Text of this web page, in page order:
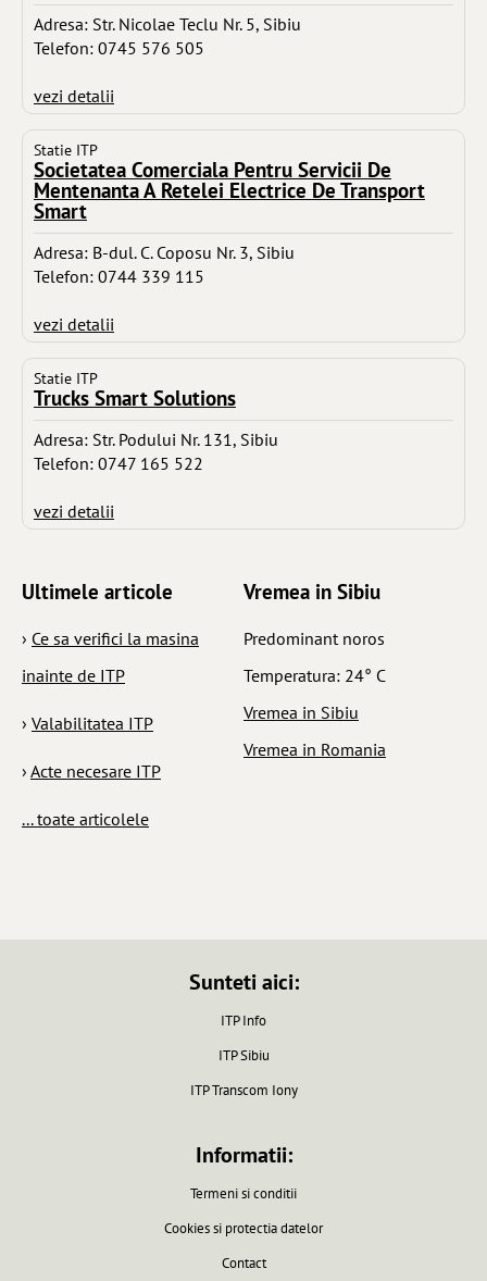
Adresa: Str. Nicolae Teclu Nr. 5, Sibiu
Telefon: 0745 576 505
vezi detalii
Statie ITP
Societatea Comerciala Pentru Servicii De
Mentenanta A Retelei Electrice De Transport
Smart
Adresa: B-dul. C. Coposu Nr. 3, Sibiu
Telefon: 0744 339 115
vezi detalii
Statie ITP
Trucks Smart Solutions
Adresa: Str. Podului Nr. 131, Sibiu
Telefon: 0747 165 522
vezi detalii
Ultimele articole
› Ce sa verifici la masina
inainte de ITP
› Valabilitatea ITP
› Acte necesare ITP
... toate articolele
Vremea in Sibiu
Predominant noros
Temperatura: 24° C
Vremea in Sibiu
Vremea in Romania
Sunteti aici:
ITP Info
ITP Sibiu
ITP Transcom Iony
Informatii:
Termeni si conditii
Cookies si protectia datelor
Contact